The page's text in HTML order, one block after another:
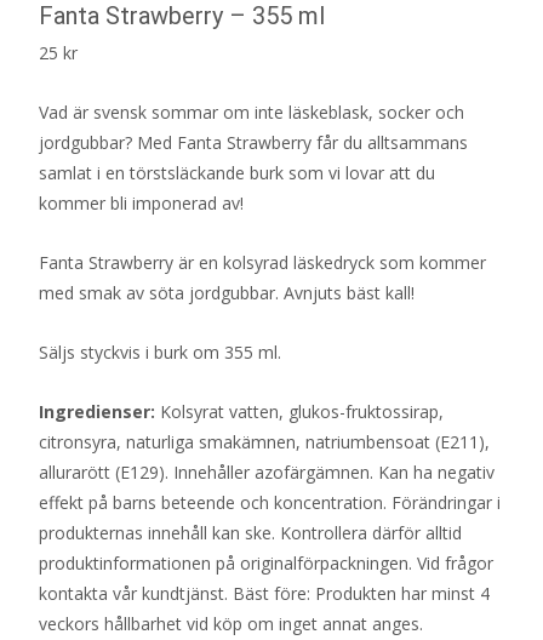
Fanta Strawberry – 355 ml
25 kr
Vad är svensk sommar om inte läskeblask, socker och
jordgubbar? Med Fanta Strawberry får du alltsammans
samlat i en törstsläckande burk som vi lovar att du
kommer bli imponerad av!
Fanta Strawberry är en kolsyrad läskedryck som kommer
med smak av söta jordgubbar. Avnjuts bäst kall!
Säljs styckvis i burk om 355 ml.
Ingredienser: Kolsyrat vatten, glukos-fruktossirap,
citronsyra, naturliga smakämnen, natriumbensoat (E211),
allurarött (E129). Innehåller azofärgämnen. Kan ha negativ
effekt på barns beteende och koncentration. Förändringar i
produkternas innehåll kan ske. Kontrollera därför alltid
produktinformationen på originalförpackningen. Vid frågor
kontakta vår kundtjänst. Bäst före: Produkten har minst 4
veckors hållbarhet vid köp om inget annat anges.